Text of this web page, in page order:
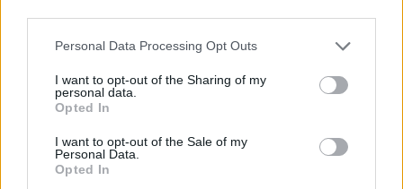
Personal Data Processing Opt Outs
I want to opt-out of the Sharing of my
personal data.
Opted In
I want to opt-out of the Sale of my
Personal Data.
Opted In
P Ê
S
Sigla para Área de Proteção Ambiental
P
A